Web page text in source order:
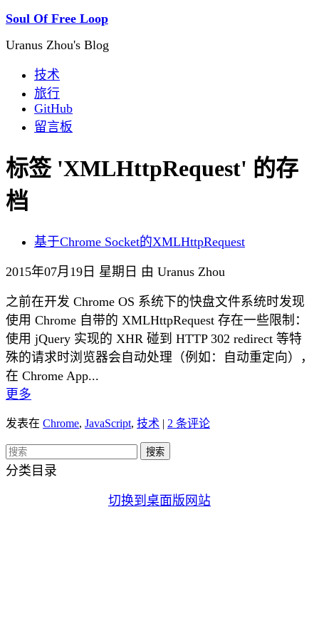
Soul Of Free Loop
Uranus Zhou's Blog
技术
旅行
GitHub
留言板
标签 'XMLHttpRequest' 的存
档
基于Chrome Socket的XMLHttpRequest
2015年07月19日 星期日 由 Uranus Zhou
之前在开发 Chrome OS 系统下的快盘文件系统时发现
使用 Chrome 自带的 XMLHttpRequest 存在一些限制：
使用 jQuery 实现的 XHR 碰到 HTTP 302 redirect 等特
殊的请求时浏览器会自动处理（例如：自动重定向），
在 Chrome App...
更多
发表在 Chrome, JavaScript, 技术 | 2 条评论
分类目录
切换到桌面版网站